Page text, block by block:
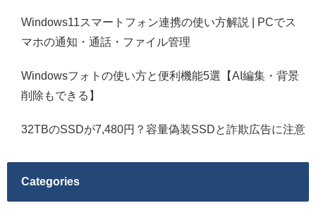
Windows11スマートフォン連携の使い方解説 | PCでス
マホの通知・通話・ファイル管理
Windowsフォトの使い方と便利機能5選【AI編集・背景
削除もできる】
32TBのSSDが7,480円？容量偽装SSDと詐欺広告に注意
Categories